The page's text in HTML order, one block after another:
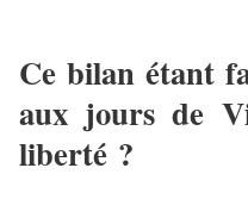
Ce bilan étant
aux jours de
liberté ?